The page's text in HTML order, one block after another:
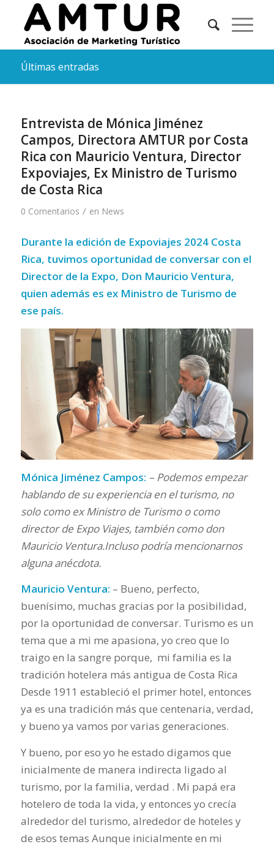
Últimas entradas
Entrevista de Mónica Jiménez
Campos, Directora AMTUR por Costa
Rica con Mauricio Ventura, Director
Expoviajes, Ex Ministro de Turismo
de Costa Rica
0 Comentarios / en News
Durante la edición de Expoviajes 2024 Costa
Rica, tuvimos oportunidad de conversar con el
Director de la Expo, Don Mauricio Ventura,
quien además es ex Ministro de Turismo de
ese país.
Mónica Jiménez Campos: – Podemos empezar
hablando de su experiencia en el turismo, no
solo como ex Ministro de Turismo o como
director de Expo Viajes, también como don
Mauricio Ventura.Incluso podría mencionarnos
alguna anécdota.
Mauricio Ventura: – Bueno, perfecto,
buenísimo, muchas gracias por la posibilidad,
por la oportunidad de conversar. Turismo es un
tema que a mi me apasiona, yo creo que lo
traigo en la sangre porque, mi familia es la
tradición hotelera más antigua de Costa Rica
Desde 1911 estableció el primer hotel, entonces
ya es una tradición más que centenaria, verdad,
y bueno ya vamos por varias generaciones.
Y bueno, por eso yo he estado digamos que
inicialmente de manera indirecta ligado al
turismo, por la familia, verdad . Mi papá era
hotelero de toda la vida, y entonces yo crecía
alrededor del turismo, alrededor de hoteles y
de esos temas Aunque inicialmente en mi